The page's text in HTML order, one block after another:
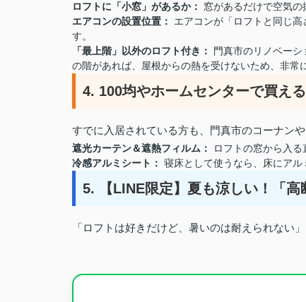
ロフトに「小窓」があるか：
窓があるだけで空気の
エアコンの設置位置：
エアコンが「ロフトと同じ
す。
「最上階」以外のロフト付き：
門真市のリノベー
の階があれば、屋根からの熱を受けないため、非常
4. 100均やホームセンターで買え
すでに入居されている方も、門真市のコーナン
遮光カーテン＆遮熱フィルム：
ロフトの窓から入
冷感アルミシート： 寝床として使うなら、床にアル
5. 【LINE限定】夏も涼しい！「
「ロフトは好きだけど、暑いのは耐えられない